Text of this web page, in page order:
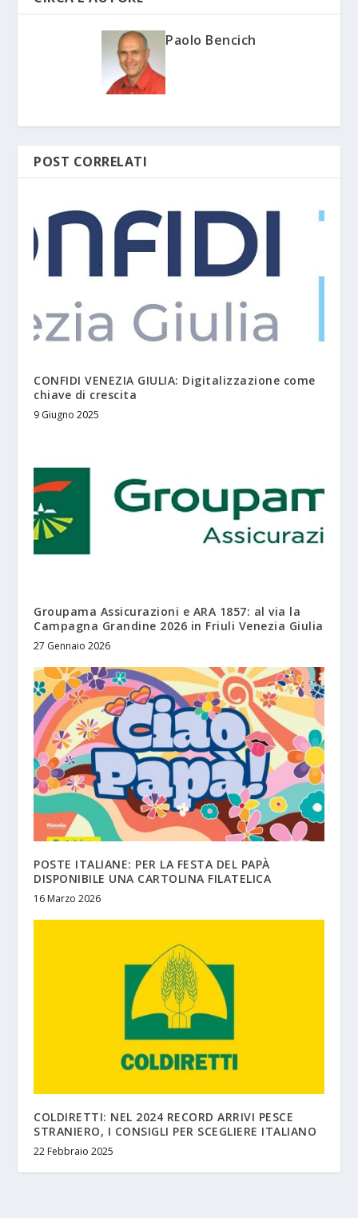
Paolo Bencich
POST CORRELATI
CONFIDI VENEZIA GIULIA: Digitalizzazione come
chiave di crescita
9 Giugno 2025
Groupama Assicurazioni e ARA 1857: al via la
Campagna Grandine 2026 in Friuli Venezia Giulia
27 Gennaio 2026
POSTE ITALIANE: PER LA FESTA DEL PAPÀ
DISPONIBILE UNA CARTOLINA FILATELICA
16 Marzo 2026
COLDIRETTI: NEL 2024 RECORD ARRIVI PESCE
STRANIERO, I CONSIGLI PER SCEGLIERE ITALIANO
22 Febbraio 2025